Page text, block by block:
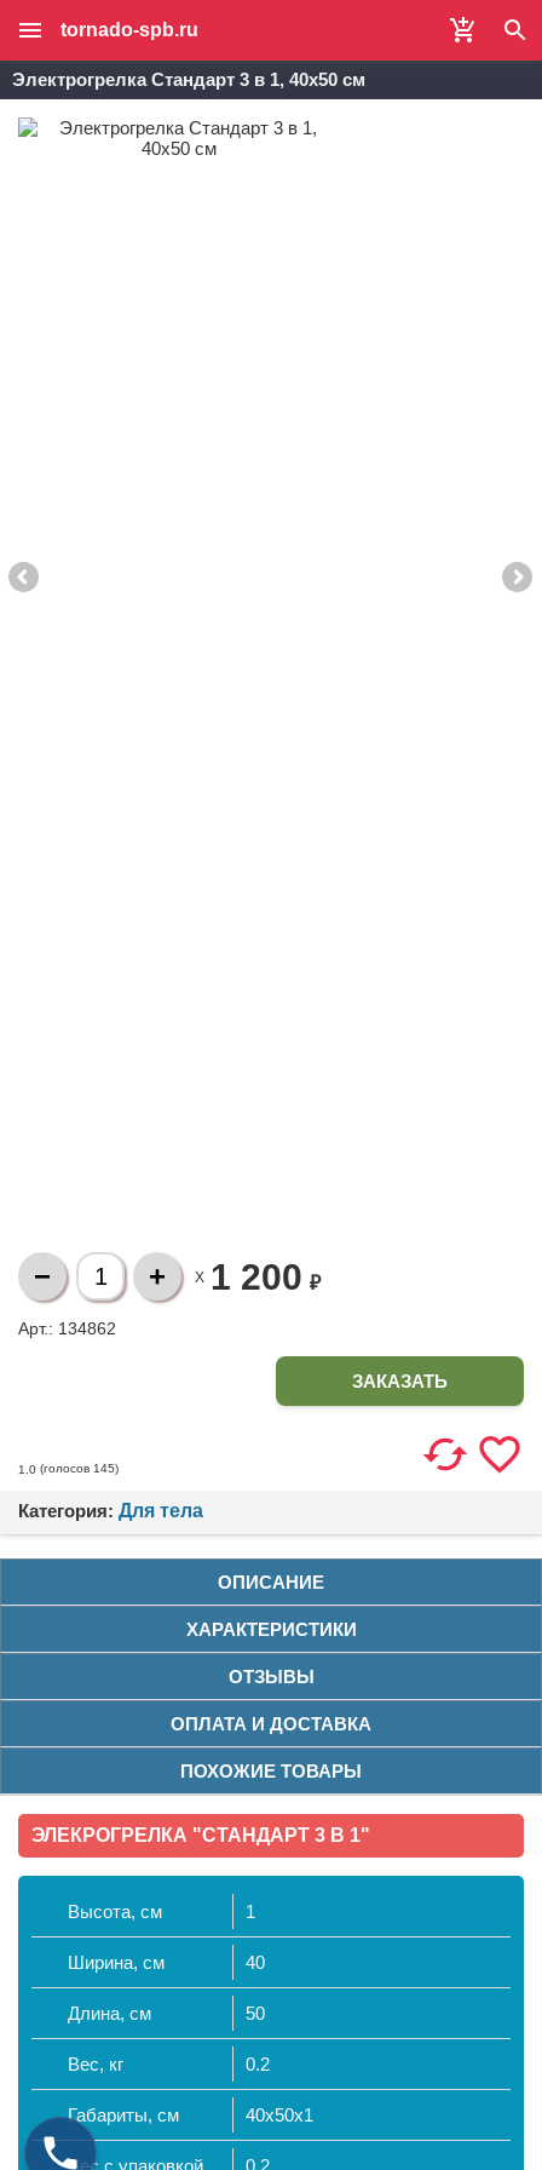
tornado-spb.ru
Электрогрелка Стандарт 3 в 1, 40х50 см
X 1 200 ₽
Арт.: 134862
ЗАКАЗАТЬ
1.0 (голосов 145)
Категория: Для тела
ОПИСАНИЕ
ХАРАКТЕРИСТИКИ
ОТЗЫВЫ
ОПЛАТА И ДОСТАВКА
ПОХОЖИЕ ТОВАРЫ
ЭЛЕКРОГРЕЛКА "СТАНДАРТ 3 В 1"
Высота, см 1
Ширина, см 40
Длина, см 50
Вес, кг 0.2
Габариты, см 40x50x1
Вес с упаковкой 0,2